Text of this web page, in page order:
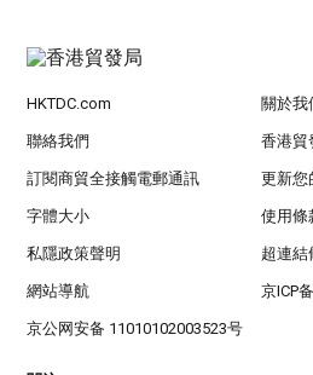
HKTDC.com 關於我
聯絡我們 香港貿
訂閱商貿全接觸電郵通訊 更新您
字體大小 使用條
私隱政策聲明 超連結
網站導航 京ICP
京公网安备 11010102003523号